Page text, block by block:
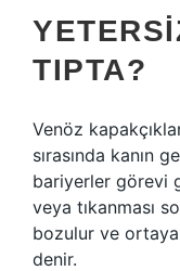
TIPTA?
Venöz
sırasında kanın
bariyerler görevi
veya tıkanması
bozulur ve
denir.